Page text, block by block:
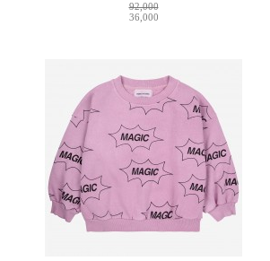
92,000
36,000